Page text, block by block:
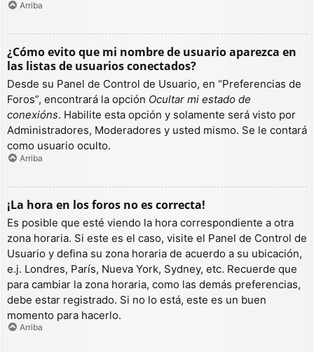
Arriba
¿Cómo evito que mi nombre de usuario aparezca en
las listas de usuarios conectados?
Desde su Panel de Control de Usuario, en “Preferencias de
Foros”, encontrará la opción Ocultar mi estado de
conexións. Habilite esta opción y solamente será visto por
Administradores, Moderadores y usted mismo. Se le contará
como usuario oculto.
Arriba
¡La hora en los foros no es correcta!
Es posible que esté viendo la hora correspondiente a otra
zona horaria. Si este es el caso, visite el Panel de Control de
Usuario y defina su zona horaria de acuerdo a su ubicación,
e.j. Londres, París, Nueva York, Sydney, etc. Recuerde que
para cambiar la zona horaria, como las demás preferencias,
debe estar registrado. Si no lo está, este es un buen
momento para hacerlo.
Arriba